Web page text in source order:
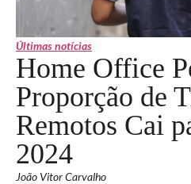
Últimas notícias
Home Office
Proporção de
Remotos Cai
2024
João Vitor Carvalho